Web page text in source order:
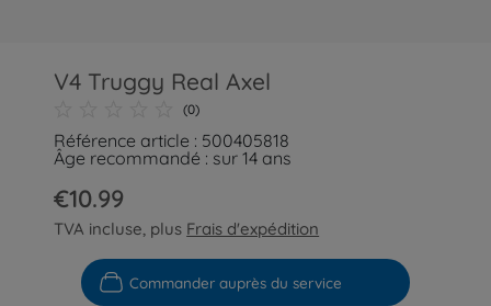
V4 Truggy Real Axel
(0)
Référence article : 500405818
Âge recommandé : sur 14 ans
€10.99
TVA incluse, plus Frais d'expédition
Commander auprès du service